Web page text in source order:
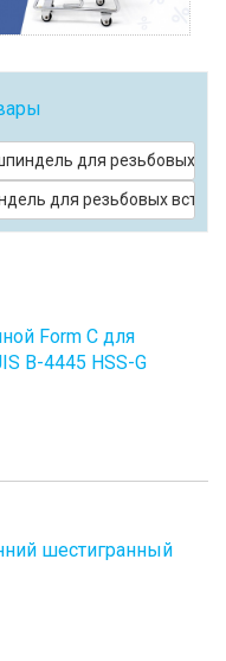
для резьбовых
для резьбовых
Form C для
B-4445 HSS-G
шестигранный